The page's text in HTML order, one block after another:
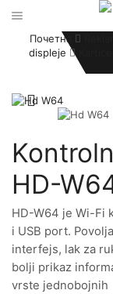
Почетна
displeje
HD-
HD-W64 je Wi-Fi
i USB port.
interfejs, lak za
bolji prikaz
vrste jednobojnih